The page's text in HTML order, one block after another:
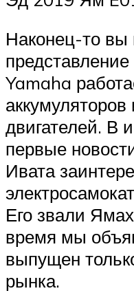
Наконец-то вы
Yamaha
двигателей. В
первые
Ивата
Его звали
время мы
выпущен
рынка.